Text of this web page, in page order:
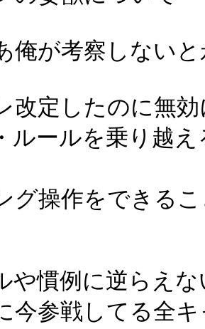
俺が考察しない
改定したのに無
ルールを乗り越
グ操作をできる
や慣例に逆らえ
今参戦してる全